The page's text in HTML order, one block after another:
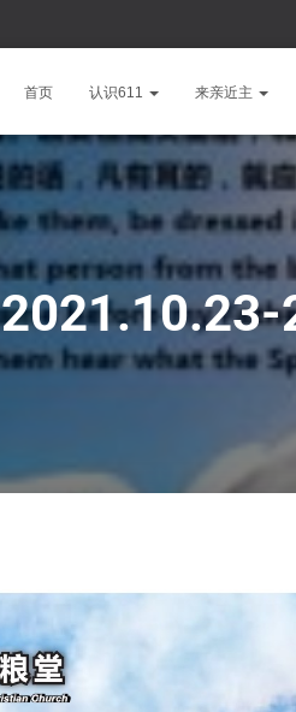
首页 认识611 来亲近主
2021.10.23-